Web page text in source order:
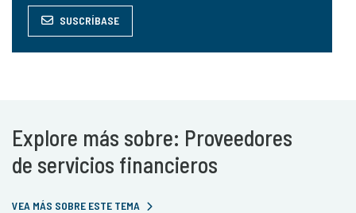
SUSCRÍBASE
Explore más sobre: Proveedores
de servicios financieros
VEA MÁS SOBRE ESTE TEMA